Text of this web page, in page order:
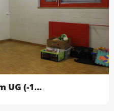
Säriswil - Gruppenraum UG (-107)